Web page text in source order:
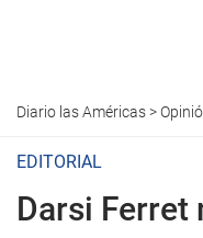
Diario las Américas>
EDITORIAL
Darsi Ferret